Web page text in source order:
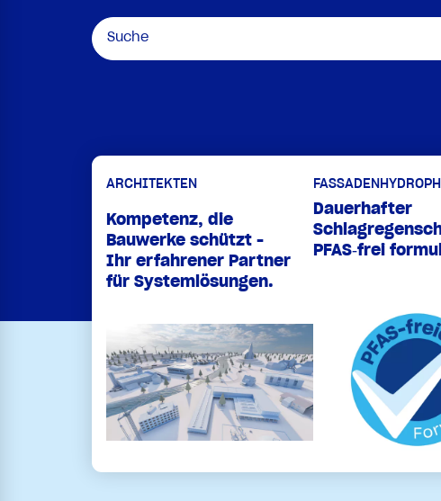
ARCHITEKTEN
Kompetenz, die
Bauwerke schützt -
Ihr erfahrener Partner
für Systemlösungen.
Dauerhafter
PFAS‑frei